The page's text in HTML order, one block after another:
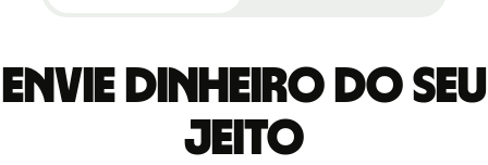
Envie dinheiro do seu
jeito